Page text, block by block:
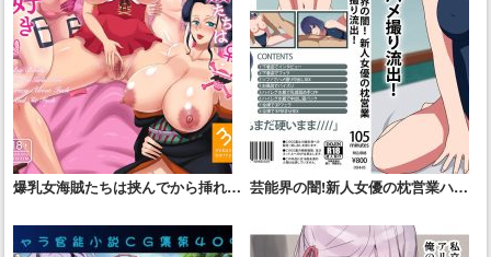
爆乳女海賊たちは挟んでから挿れる 芸能界の闇!新人女優の枕営業ハメ